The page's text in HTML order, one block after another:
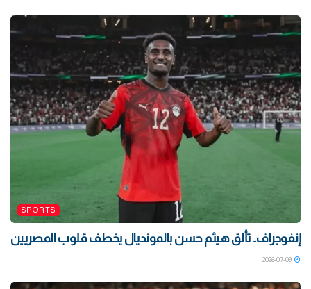
SPORTS
إنفوجراف.. تألق هيثم حسن بالمونديال يخطف قلوب المصريين